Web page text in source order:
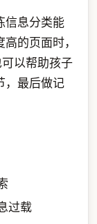
信息分类能
的页面时，
以帮助孩子
，最后做记
过载